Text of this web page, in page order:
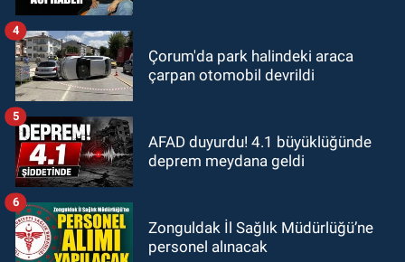
Çorum'da park halindeki araca
çarpan otomobil devrildi
4
AFAD duyurdu! 4.1 büyüklüğünde
deprem meydana geldi
5
Zonguldak İl Sağlık Müdürlüğü’ne
personel alınacak
6